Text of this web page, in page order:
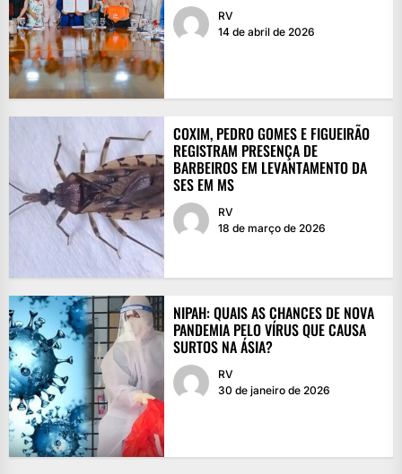
RV
14 de abril de 2026
COXIM, PEDRO GOMES E FIGUEIRÃO
REGISTRAM PRESENÇA DE
BARBEIROS EM LEVANTAMENTO DA
SES EM MS
RV
18 de março de 2026
NIPAH: QUAIS AS CHANCES DE NOVA
PANDEMIA PELO VÍRUS QUE CAUSA
SURTOS NA ÁSIA?
RV
30 de janeiro de 2026